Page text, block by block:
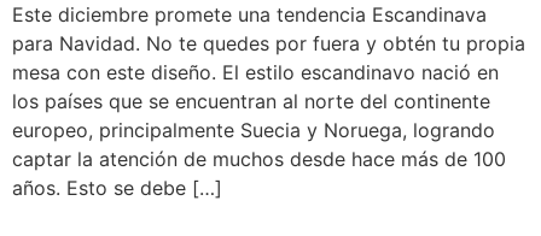
Este diciembre promete una tendencia Escandinava
para Navidad. No te quedes por fuera y obtén tu propia
mesa con este diseño. El estilo escandinavo nació en
los países que se encuentran al norte del continente
europeo, principalmente Suecia y Noruega, logrando
captar la atención de muchos desde hace más de 100
años. Esto se debe […]